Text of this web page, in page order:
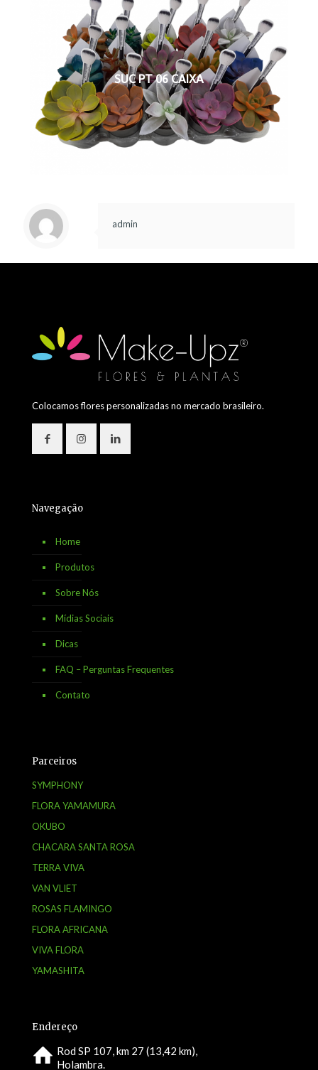
SUC PT 06 CAIXA
admin
Colocamos flores personalizadas no mercado brasileiro.
Navegação
Home
Produtos
Sobre Nós
Mídias Sociais
Dicas
FAQ – Perguntas Frequentes
Contato
Parceiros
SYMPHONY
FLORA YAMAMURA
OKUBO
CHACARA SANTA ROSA
TERRA VIVA
VAN VLIET
ROSAS FLAMINGO
FLORA AFRICANA
VIVA FLORA
YAMASHITA
Endereço
Rod SP 107, km 27 (13,42 km),
Holambra.